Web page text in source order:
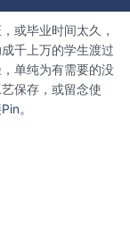
或毕业时间太久，
千上万的学生渡过
单纯为有需要的没
保存，或留念使
Pin。